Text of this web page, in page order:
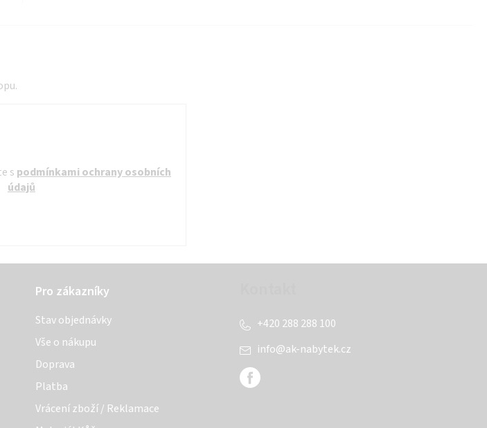
s podmínkami ochrany osobních
údajů
Pro zákazníky
Stav objednávky
Vše o nákupu
Doprava
Platba
Vrácení zboží / Reklamace
info@ak-nabytek.cz
+420 288 288 100